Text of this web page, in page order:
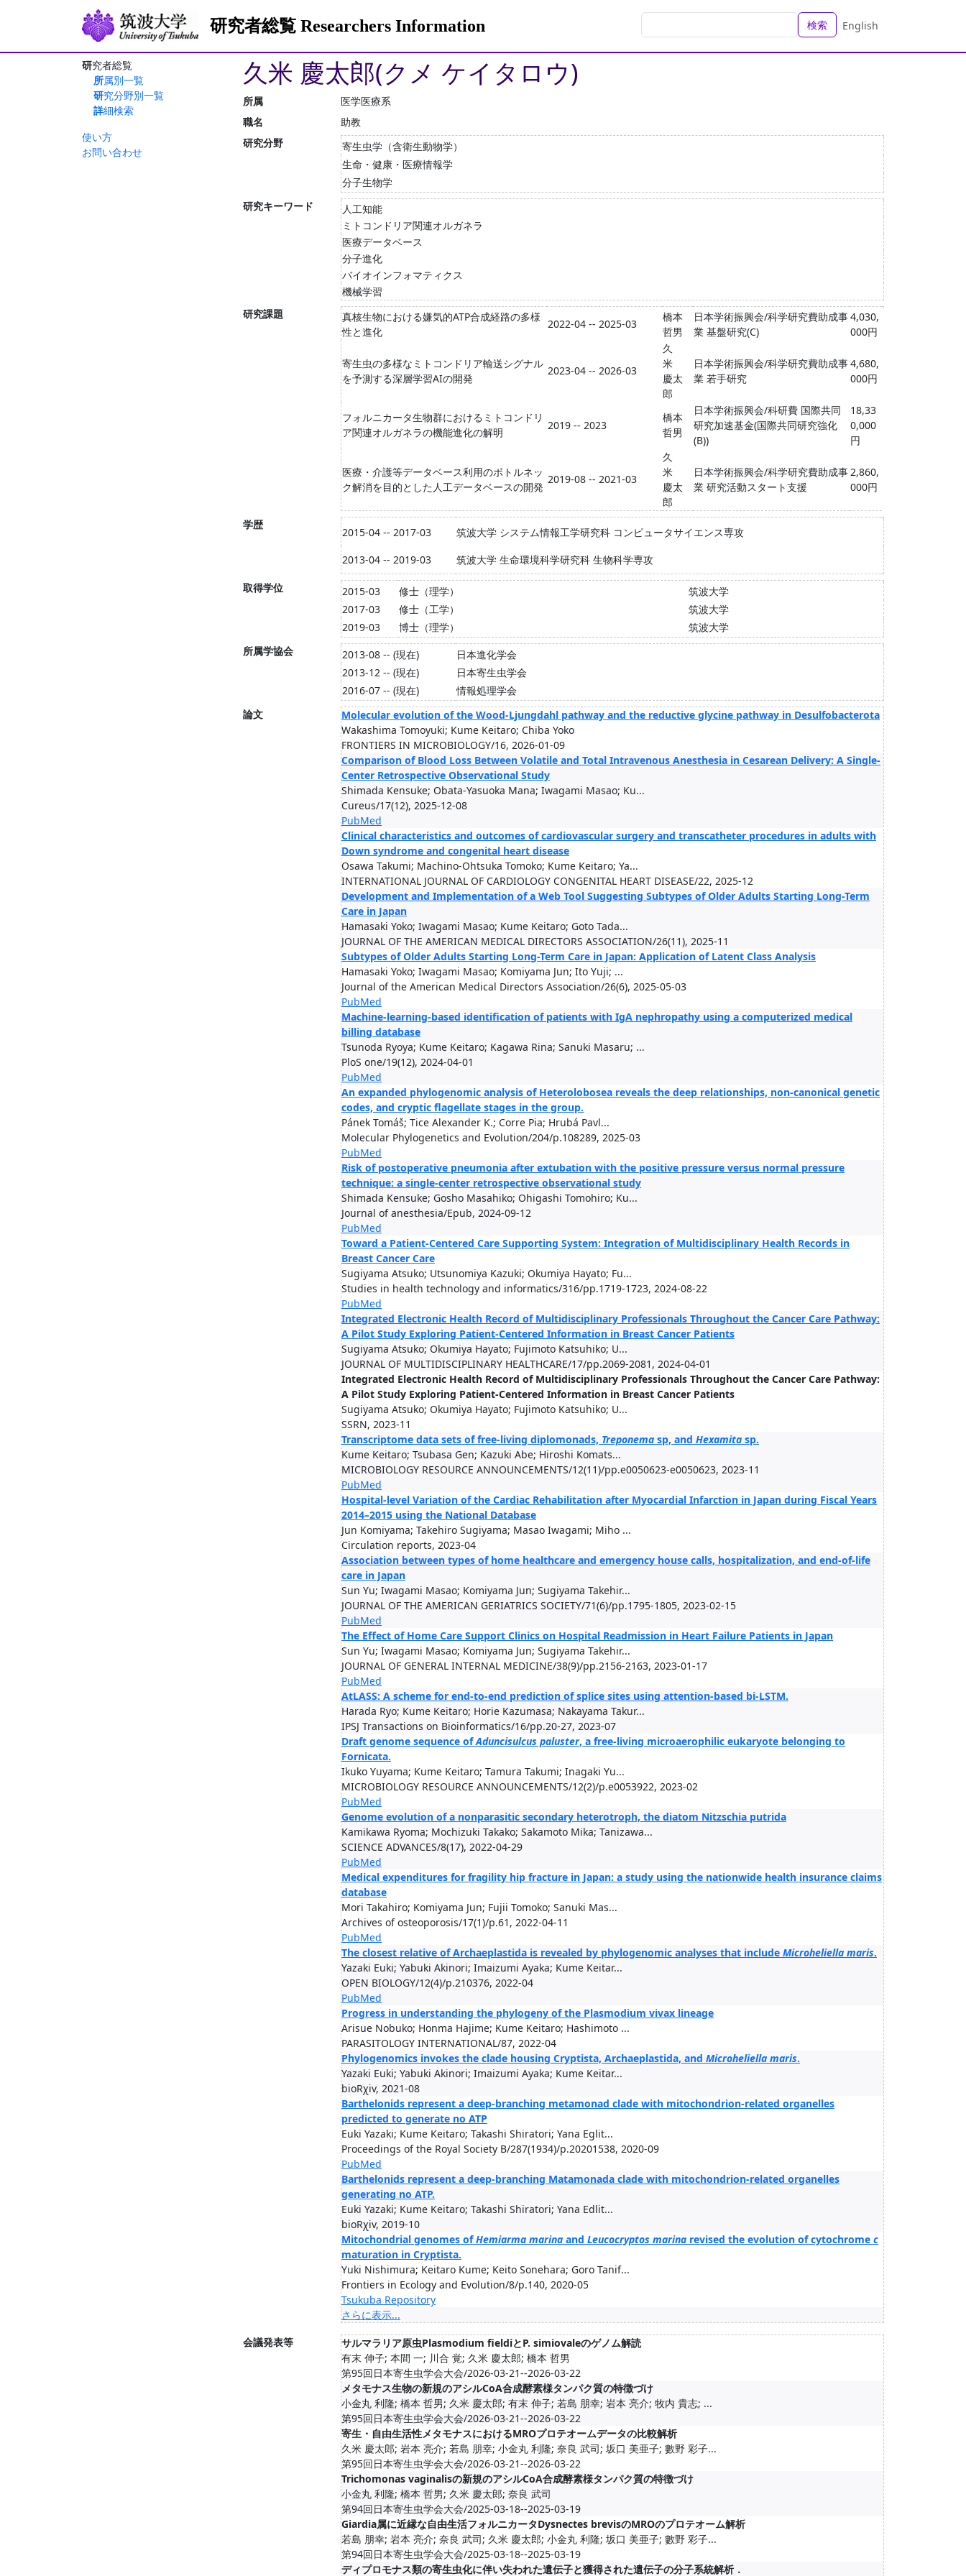
研究者総覧 Researchers Information 検索 English
研究者総覧
所属別一覧
研究分野別一覧
詳細検索
使い方
お問い合わせ
久米 慶太郎(クメ ケイタロウ)
所属
医学医療系
職名
助教
研究分野
寄生虫学（含衛生動物学）
生命・健康・医療情報学
分子生物学
研究キーワード
人工知能
ミトコンドリア関連オルガネラ
医療データベース
分子進化
バイオインフォマティクス
機械学習
研究課題
真核生物における嫌気的ATP合成経路の多様
性と進化
2022-04 -- 2025-03
橋本
哲男
日本学術振興会/科学研究費助成事
業 基盤研究(C)
4,030,
000円
寄生虫の多様なミトコンドリア輸送シグナル
を予測する深層学習AIの開発
2023-04 -- 2026-03
久
米
慶太
郎
日本学術振興会/科学研究費助成事
業 若手研究
4,680,
000円
フォルニカータ生物群におけるミトコンドリ
ア関連オルガネラの機能進化の解明
2019 -- 2023
橋本
哲男
日本学術振興会/科研費 国際共同
研究加速基金(国際共同研究強化
(B))
18,33
0,000
円
医療・介護等データベース利用のボトルネッ
ク解消を目的とした人工データベースの開発
2019-08 -- 2021-03
久
米
慶太
郎
日本学術振興会/科学研究費助成事
業 研究活動スタート支援
2,860,
000円
学歴
2015-04 -- 2017-03
筑波大学 システム情報工学研究科 コンピュータサイエンス専攻
2013-04 -- 2019-03
筑波大学 生命環境科学研究科 生物科学専攻
取得学位 2015-03 修士（理学）
筑波大学
2017-03
修士（工学）
筑波大学
2019-03
博士（理学）
筑波大学
所属学協会
2013-08 -- (現在)
日本進化学会
2013-12 -- (現在)
日本寄生虫学会
2016-07 -- (現在)
情報処理学会
論文
Molecular evolution of the Wood-Ljungdahl pathway and the reductive glycine pathway in Desulfobacterota
Wakashima Tomoyuki; Kume Keitaro; Chiba Yoko
FRONTIERS IN MICROBIOLOGY/16, 2026-01-09
Comparison of Blood Loss Between Volatile and Total Intravenous Anesthesia in Cesarean Delivery: A Single-
Center Retrospective Observational Study
Shimada Kensuke; Obata-Yasuoka Mana; Iwagami Masao; Ku...
Cureus/17(12), 2025-12-08
PubMed
Clinical characteristics and outcomes of cardiovascular surgery and transcatheter procedures in adults with
Down syndrome and congenital heart disease
Osawa Takumi; Machino-Ohtsuka Tomoko; Kume Keitaro; Ya...
INTERNATIONAL JOURNAL OF CARDIOLOGY CONGENITAL HEART DISEASE/22, 2025-12
Development and Implementation of a Web Tool Suggesting Subtypes of Older Adults Starting Long-Term
Care in Japan
Hamasaki Yoko; Iwagami Masao; Kume Keitaro; Goto Tada...
JOURNAL OF THE AMERICAN MEDICAL DIRECTORS ASSOCIATION/26(11), 2025-11
Subtypes of Older Adults Starting Long-Term Care in Japan: Application of Latent Class Analysis
Hamasaki Yoko; Iwagami Masao; Komiyama Jun; Ito Yuji; ...
Journal of the American Medical Directors Association/26(6), 2025-05-03
PubMed
Machine-learning-based identification of patients with IgA nephropathy using a computerized medical
billing database
Tsunoda Ryoya; Kume Keitaro; Kagawa Rina; Sanuki Masaru; ...
PloS one/19(12), 2024-04-01
PubMed
An expanded phylogenomic analysis of Heterolobosea reveals the deep relationships, non-canonical genetic
codes, and cryptic flagellate stages in the group.
Pánek Tomáš; Tice Alexander K.; Corre Pia; Hrubá Pavl...
Molecular Phylogenetics and Evolution/204/p.108289, 2025-03
PubMed
Risk of postoperative pneumonia after extubation with the positive pressure versus normal pressure
technique: a single-center retrospective observational study
Shimada Kensuke; Gosho Masahiko; Ohigashi Tomohiro; Ku...
Journal of anesthesia/Epub, 2024-09-12
PubMed
Toward a Patient-Centered Care Supporting System: Integration of Multidisciplinary Health Records in
Breast Cancer Care
Sugiyama Atsuko; Utsunomiya Kazuki; Okumiya Hayato; Fu...
Studies in health technology and informatics/316/pp.1719-1723, 2024-08-22
PubMed
Integrated Electronic Health Record of Multidisciplinary Professionals Throughout the Cancer Care Pathway:
A Pilot Study Exploring Patient-Centered Information in Breast Cancer Patients
Sugiyama Atsuko; Okumiya Hayato; Fujimoto Katsuhiko; U...
JOURNAL OF MULTIDISCIPLINARY HEALTHCARE/17/pp.2069-2081, 2024-04-01
Integrated Electronic Health Record of Multidisciplinary Professionals Throughout the Cancer Care Pathway:
A Pilot Study Exploring Patient-Centered Information in Breast Cancer Patients
Sugiyama Atsuko; Okumiya Hayato; Fujimoto Katsuhiko; U...
SSRN, 2023-11
Transcriptome data sets of free-living diplomonads, Treponema sp, and Hexamita sp.
Kume Keitaro; Tsubasa Gen; Kazuki Abe; Hiroshi Komats...
MICROBIOLOGY RESOURCE ANNOUNCEMENTS/12(11)/pp.e0050623-e0050623, 2023-11
PubMed
Hospital-level Variation of the Cardiac Rehabilitation after Myocardial Infarction in Japan during Fiscal Years
2014–2015 using the National Database
Jun Komiyama; Takehiro Sugiyama; Masao Iwagami; Miho ...
Circulation reports, 2023-04
Association between types of home healthcare and emergency house calls, hospitalization, and end-of-life
care in Japan
Sun Yu; Iwagami Masao; Komiyama Jun; Sugiyama Takehir...
JOURNAL OF THE AMERICAN GERIATRICS SOCIETY/71(6)/pp.1795-1805, 2023-02-15
PubMed
The Effect of Home Care Support Clinics on Hospital Readmission in Heart Failure Patients in Japan
Sun Yu; Iwagami Masao; Komiyama Jun; Sugiyama Takehir...
JOURNAL OF GENERAL INTERNAL MEDICINE/38(9)/pp.2156-2163, 2023-01-17
PubMed
AtLASS: A scheme for end-to-end prediction of splice sites using attention-based bi-LSTM.
Harada Ryo; Kume Keitaro; Horie Kazumasa; Nakayama Takur...
IPSJ Transactions on Bioinformatics/16/pp.20-27, 2023-07
Draft genome sequence ofAduncisulcus paluster, a free-living microaerophilic eukaryote belonging to
Fornicata.
Ikuko Yuyama; Kume Keitaro; Tamura Takumi; Inagaki Yu...
MICROBIOLOGY RESOURCE ANNOUNCEMENTS/12(2)/p.e0053922, 2023-02
PubMed
Genome evolution of a nonparasitic secondary heterotroph, the diatom Nitzschia putrida
Kamikawa Ryoma; Mochizuki Takako; Sakamoto Mika; Tanizawa...
SCIENCE ADVANCES/8(17), 2022-04-29
PubMed
Medical expenditures for fragility hip fracture in Japan: a study using the nationwide health insurance claims
database
Mori Takahiro; Komiyama Jun; Fujii Tomoko; Sanuki Mas...
Archives of osteoporosis/17(1)/p.61, 2022-04-11
PubMed
The closest relative of Archaeplastida is revealed by phylogenomic analyses that include Microheliella maris.
Yazaki Euki; Yabuki Akinori; Imaizumi Ayaka; Kume Keitar...
OPEN BIOLOGY/12(4)/p.210376, 2022-04
PubMed
Progress in understanding the phylogeny of the Plasmodium vivax lineage
Arisue Nobuko; Honma Hajime; Kume Keitaro; Hashimoto ...
PARASITOLOGY INTERNATIONAL/87, 2022-04
Phylogenomics invokes the clade housing Cryptista, Archaeplastida, and Microheliella maris.
Yazaki Euki; Yabuki Akinori; Imaizumi Ayaka; Kume Keitar...
bioRχiv, 2021-08
Barthelonids represent a deep-branching metamonad clade with mitochondrion-related organelles
predicted to generate no ATP
Euki Yazaki; Kume Keitaro; Takashi Shiratori; Yana Eglit...
Proceedings of the Royal Society B/287(1934)/p.20201538, 2020-09
PubMed
Barthelonids represent a deep-branching Matamonada clade with mitochondrion-related organelles
generating no ATP.
Euki Yazaki; Kume Keitaro; Takashi Shiratori; Yana Edlit...
bioRχiv, 2019-10
Mitochondrial genomes ofHemiarma marina and Leucocryptos marina revised the evolution of cytochrome c
maturation in Cryptista.
Yuki Nishimura; Keitaro Kume; Keito Sonehara; Goro Tanif...
Frontiers in Ecology and Evolution/8/p.140, 2020-05
Tsukuba Repository
さらに表示...
会議発表等
サルマラリア原虫Plasmodium fieldiとP. simiovaleのゲノム解読
有末 伸子; 本間 一; 川合 覚; 久米 慶太郎; 橋本 哲男
第95回日本寄生虫学会大会/2026-03-21--2026-03-22
メタモナス生物の新規のアシルCoA合成酵素様タンパク質の特徴づけ
小金丸 利隆; 橋本 哲男; 久米 慶太郎; 有末 伸子; 若島 朋幸; 岩本 亮介; 牧内 貴志; ...
第95回日本寄生虫学会大会/2026-03-21--2026-03-22
寄生・自由生活性メタモナスにおけるMROプロテオームデータの比較解析
久米 慶太郎; 岩本 亮介; 若島 朋幸; 小金丸 利隆; 奈良 武司; 坂口 美亜子; 數野 彩子...
第95回日本寄生虫学会大会/2026-03-21--2026-03-22
Trichomonas vaginalisの新規のアシルCoA合成酵素様タンパク質の特徴づけ
小金丸 利隆; 橋本 哲男; 久米 慶太郎; 奈良 武司
第94回日本寄生虫学会大会/2025-03-18--2025-03-19
Giardia属に近縁な自由生活フォルニカータDysnectes brevisのMROのプロテオーム解析
若島 朋幸; 岩本 亮介; 奈良 武司; 久米 慶太郎; 小金丸 利隆; 坂口 美亜子; 數野 彩子...
第94回日本寄生虫学会大会/2025-03-18--2025-03-19
ディプロモナス類の寄生虫化に伴い失われた遺伝子と獲得された遺伝子の分子系統解析．